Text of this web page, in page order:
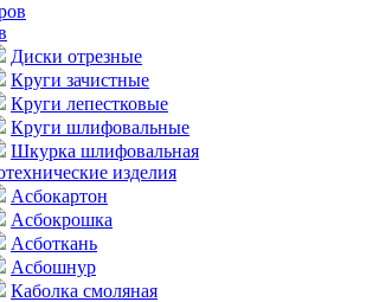
Диски отрезные
Круги зачистные
Круги лепестковые
Круги шлифовальные
Шкурка шлифовальная
изделия
Асбокартон
Асбокрошка
Асботкань
Асбошнур
Каболка смоляная